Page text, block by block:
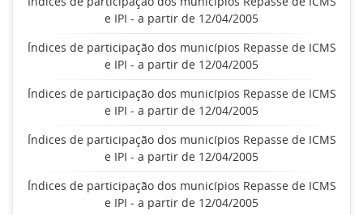
e IPI - a partir de 12/04/2005
Índices de participação dos municípios Repasse de ICMS
e IPI - a partir de 12/04/2005
Índices de participação dos municípios Repasse de ICMS
e IPI - a partir de 12/04/2005
Índices de participação dos municípios Repasse de ICMS
e IPI - a partir de 12/04/2005
Índices de participação dos municípios Repasse de ICMS
e IPI - a partir de 12/04/2005